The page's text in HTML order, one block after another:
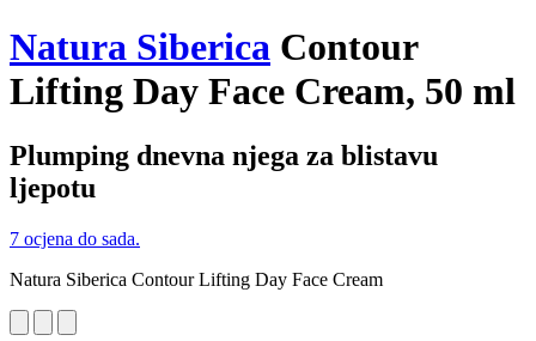
Natura Siberica Contour
Lifting Day Face Cream, 50 ml
Plumping dnevna njega za blistavu
ljepotu
7 ocjena do sada.
Natura Siberica Contour Lifting Day Face Cream